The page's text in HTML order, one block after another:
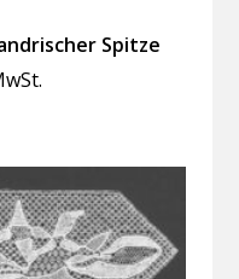
Spitze